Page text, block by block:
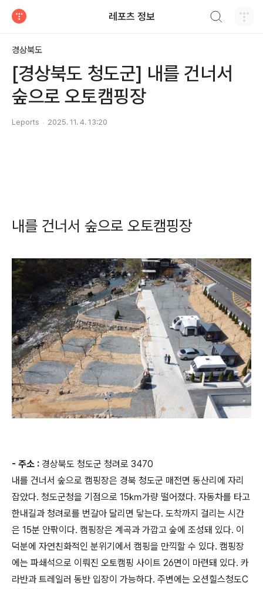
레포츠 정보
경상북도
[경상북도 청도군] 내를 건너서
숲으로 오토캠핑장
Leports 2025. 11. 4. 13:20
내를 건너서 숲으로 오토캠핑장
- 주소 : 경상북도 청도군 청려로 3470
내를 건너서 숲으로 캠핑장은 경북 청도군 매전면 동산리에 자리
잡았다. 청도군청을 기점으로 15㎞가량 떨어졌다. 자동차를 타고
한내길과 청려로를 번갈아 달리면 닿는다. 도착까지 걸리는 시간
은 15분 안팎이다. 캠핑장은 계곡과 가깝고 숲에 조성돼 있다. 이
덕분에 자연친화적인 분위기에서 캠핑을 만끽할 수 있다. 캠핑장
에는 파쇄석으로 이뤄진 오토캠핑 사이트 26면이 마련돼 있다. 카
라반과 트레일러 동반 입장이 가능하다. 주변에는 오션힐스청도C